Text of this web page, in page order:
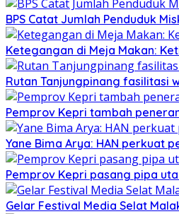
BPS Catat Jumlah Penduduk
Ketegangan di Meja Makan:
Rutan Tanjungpinang fasilitasi
Pemprov Kepri tambah
Yane Bima Arya: HAN perkuat
Pemprov Kepri pasang pipa
Gelar Festival Media Selat